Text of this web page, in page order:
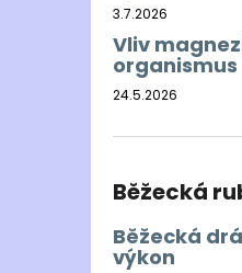
3.7.2026
Vliv
organismus
24.5.2026
Běžecká
Běžecká
výkon